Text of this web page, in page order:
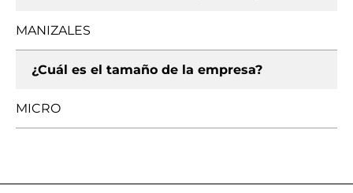
MANIZALES
¿Cuál es el tamaño de la empresa?
MICRO